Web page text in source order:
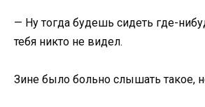
— Ну тогда будешь сидеть где-
тебя никто не видел.
Зине было больно слышать такое,